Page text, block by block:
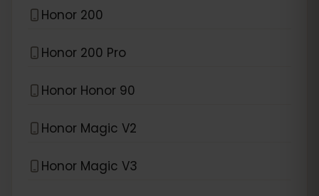
Honor 200
Honor 200 Pro
Honor Honor 90
Honor Magic V2
Honor Magic V3